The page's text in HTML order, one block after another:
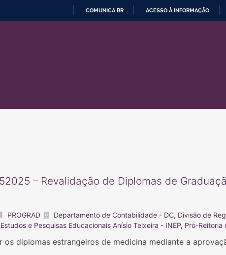
COMUNICA BR ACESSO À INFORMAÇÃO
– Revalidação de Diplomas de
PROGRAD Departamento de Contabilidade - DC, Divisão de
e Pesquisas Educacionais Anísio Teixeira - INEP, Pró-Reitoria
os diplomas estrangeiros de medicina mediante a